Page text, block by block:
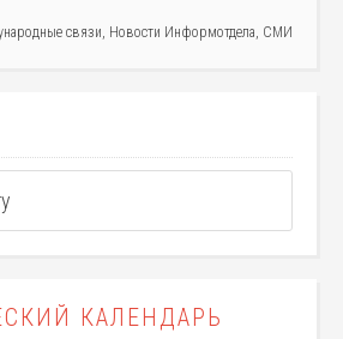
связи, Новости Информотдела, СМИ
КАЛЕНДАРЬ